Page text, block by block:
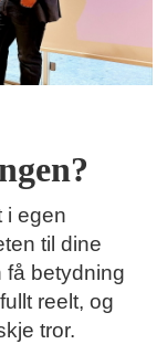
i egen
til dine
få betydning
reelt, og
tror.